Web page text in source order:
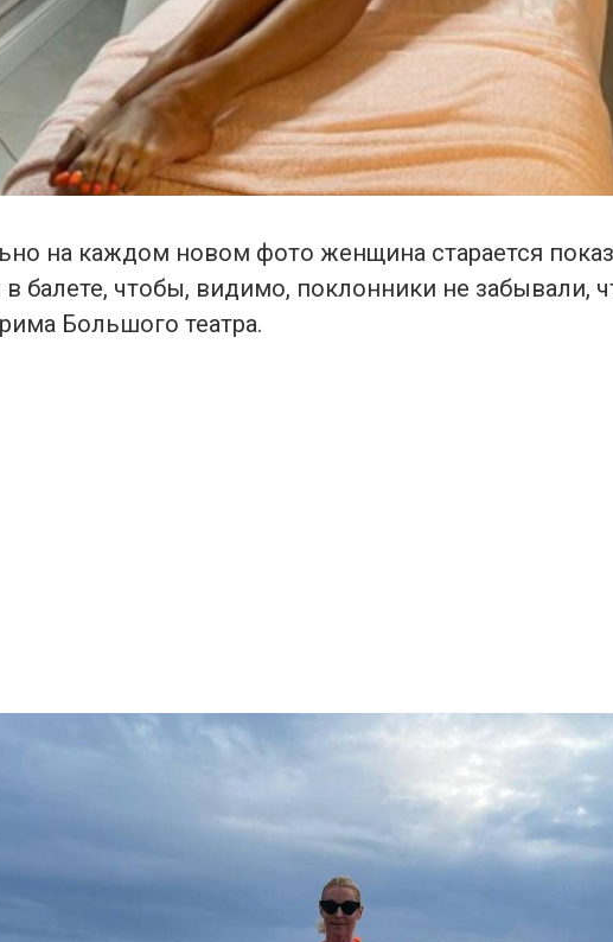
на каждом новом фото женщина старается
балете, чтобы, видимо, поклонники не забывали,
Большого театра.